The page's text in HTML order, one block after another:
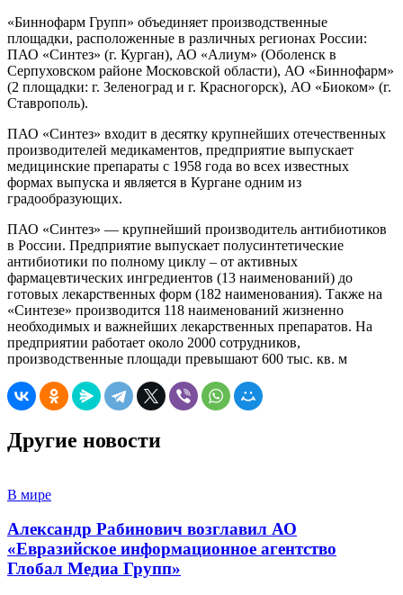
«Биннофарм Групп» объединяет производственные
площадки, расположенные в различных регионах России:
ПАО «Синтез» (г. Курган), АО «Алиум» (Оболенск в
Серпуховском районе Московской области), АО «Биннофарм»
(2 площадки: г. Зеленоград и г. Красногорск), АО «Биоком» (г.
Ставрополь).
ПАО «Синтез» входит в десятку крупнейших отечественных
производителей медикаментов, предприятие выпускает
медицинские препараты с 1958 года во всех известных
формах выпуска и является в Кургане одним из
градообразующих.
ПАО «Синтез» — крупнейший производитель антибиотиков
в России. Предприятие выпускает полусинтетические
антибиотики по полному циклу – от активных
фармацевтических ингредиентов (13 наименований) до
готовых лекарственных форм (182 наименования). Также на
«Синтезе» производится 118 наименований жизненно
необходимых и важнейших лекарственных препаратов. На
предприятии работает около 2000 сотрудников,
производственные площади превышают 600 тыс. кв. м
Другие новости
В мире
Александр Рабинович возглавил АО
«Евразийское информационное агентство
Глобал Медиа Групп»